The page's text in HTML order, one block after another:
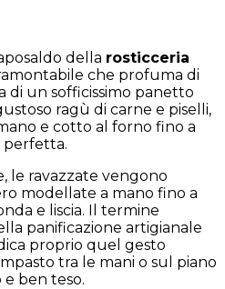
della rosticceria
che profuma di
di un sofficissimo panetto
ragù di carne e piselli,
e cotto al forno fino a
perfetta.
le ravazzate vengono
modellate a mano fino a
e liscia. Il termine
panificazione artigianale
proprio quel gesto
tra le mani o sul piano
ben teso.